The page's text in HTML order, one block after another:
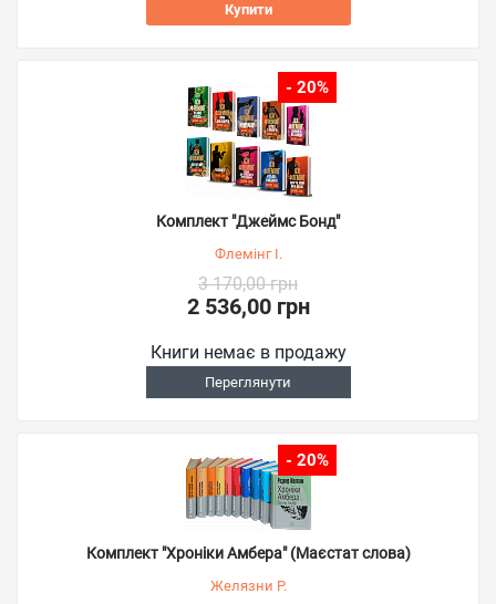
Купити
- 20%
Комплект "Джеймс Бонд"
Флемінг І.
3 170,00 грн
2 536,00 грн
Книги немає в продажу
Переглянути
- 20%
Комплект "Хроніки Амбера" (Маєстат слова)
Желязни Р.